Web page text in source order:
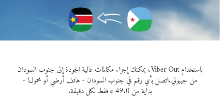
باستخدام Viber Out، يمكنك إجراء مكالمات عالية الجودة إلى جنوب السودان
من جيبوتي.اتصل بأي رقم في جنوب السودان - هاتف أرضي أو محمول! -
بداية من 49.0 ¢ فقط لكل دقيقة.